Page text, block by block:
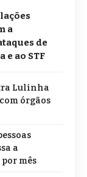
a
de
e ao STF
Lulinha
órgãos
a
mês